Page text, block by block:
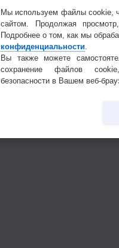
Мы используем файлы cookie,
сайтом. Продолжая
Подробнее о том, как мы
конфиденциальности
Вы также можете
сохранение файлов
безопасности в Вашем веб-